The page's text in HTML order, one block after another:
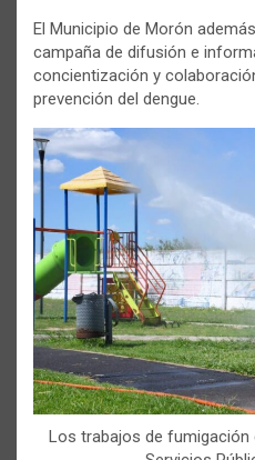
El Municipio de Morón
campaña de difusión e
concientización y
prevención del dengue.
Los trabajos de fumigación